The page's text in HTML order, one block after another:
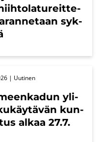
syk­
yli­
kun­
alkaa 27.7.
| Uu­ti­nen